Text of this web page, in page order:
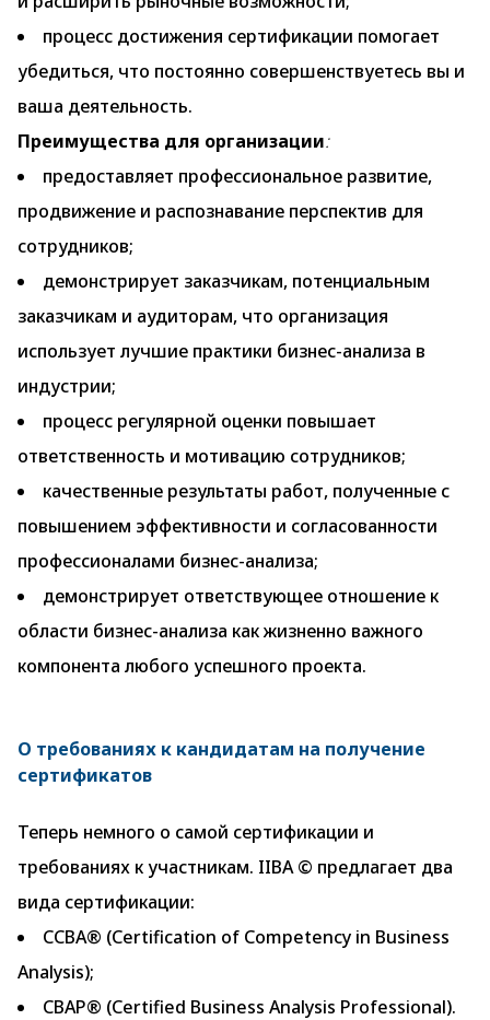
процесс достижения сертификации помогает
убедиться, что постоянно совершенствуетесь вы и
ваша деятельность.
Преимущества для организации:
предоставляет профессиональное развитие,
продвижение и распознавание перспектив для
сотрудников;
демонстрирует заказчикам, потенциальным
заказчикам и аудиторам, что организация
использует лучшие практики бизнес-анализа в
индустрии;
процесс регулярной оценки повышает
ответственность и мотивацию сотрудников;
качественные результаты работ, полученные с
повышением эффективности и согласованности
профессионалами бизнес-анализа;
демонстрирует ответствующее отношение к
области бизнес-анализа как жизненно важного
компонента любого успешного проекта.
О требованиях к кандидатам на получение
сертификатов
Теперь немного о самой сертификации и
требованиях к участникам. IIBA © предлагает два
вида сертификации:
CCBA® (Certification of Competency in Business
Analysis);
CBAP® (Certified Business Analysis Professional).